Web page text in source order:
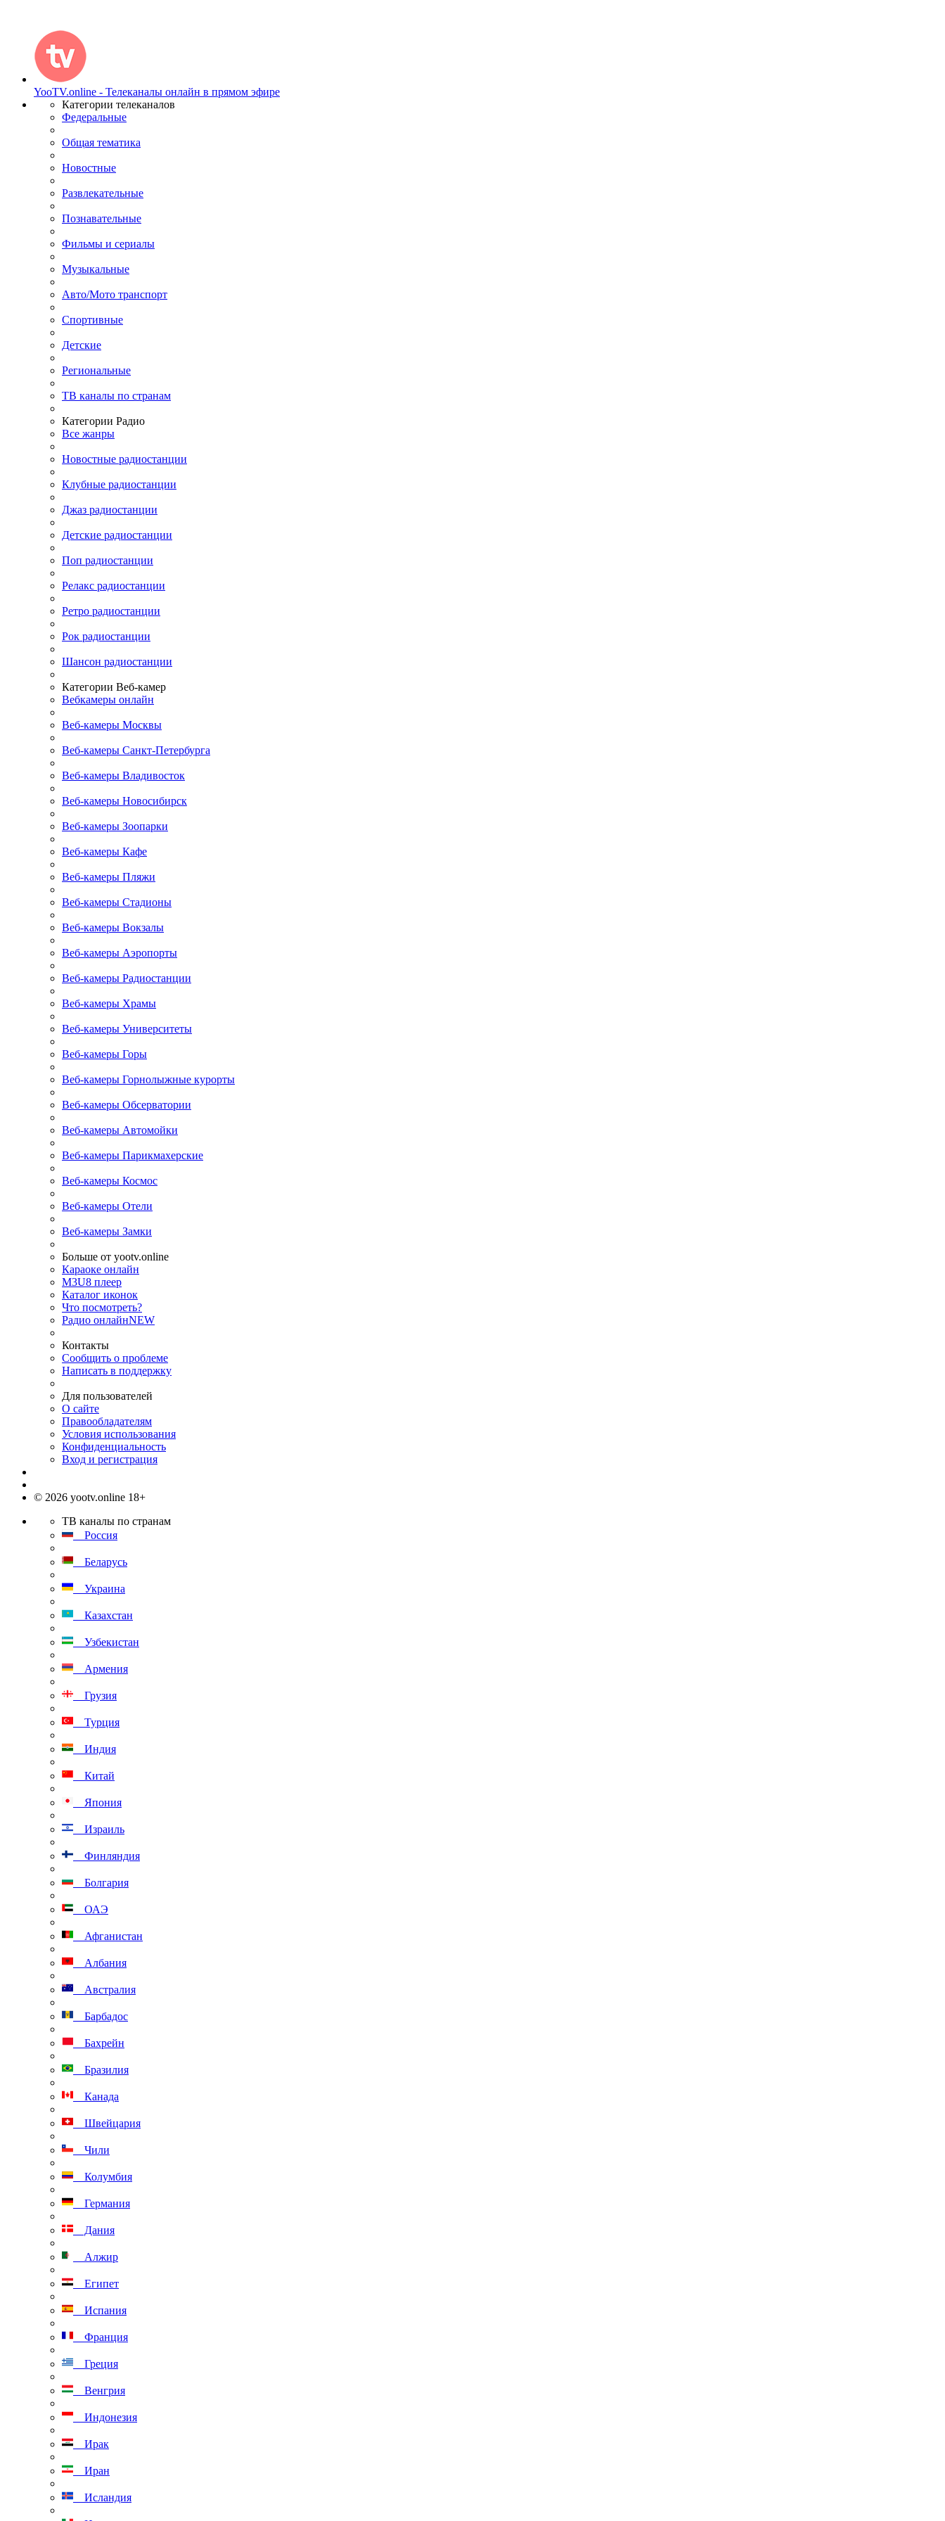
YooTV.online - Телеканалы онлайн в прямом эфире
Категории телеканалов
Федеральные
Общая тематика
Новостные
Развлекательные
Познавательные
Фильмы и сериалы
Музыкальные
Авто/Мото транспорт
Спортивные
Детские
Региональные
ТВ каналы по странам
Категории Радио
Все жанры
Новостные радиостанции
Клубные радиостанции
Джаз радиостанции
Детские радиостанции
Поп радиостанции
Релакс радиостанции
Ретро радиостанции
Рок радиостанции
Шансон радиостанции
Категории Веб-камер
Вебкамеры онлайн
Веб-камеры Москвы
Веб-камеры Санкт-Петербурга
Веб-камеры Владивосток
Веб-камеры Новосибирск
Веб-камеры Зоопарки
Веб-камеры Кафе
Веб-камеры Пляжи
Веб-камеры Стадионы
Веб-камеры Вокзалы
Веб-камеры Аэропорты
Веб-камеры Радиостанции
Веб-камеры Храмы
Веб-камеры Университеты
Веб-камеры Горы
Веб-камеры Горнолыжные курорты
Веб-камеры Обсерватории
Веб-камеры Автомойки
Веб-камеры Парикмахерские
Веб-камеры Космос
Веб-камеры Отели
Веб-камеры Замки
Больше от yootv.online
Караоке онлайн
M3U8 плеер
Каталог иконок
Что посмотреть?
Радио онлайнNEW
Контакты
Сообщить о проблеме
Написать в поддержку
Для пользователей
О сайте
Правообладателям
Условия использования
Конфиденциальность
Вход и регистрация
© 2026 yootv.online 18+
ТВ каналы по странам
Россия
Беларусь
Украина
Казахстан
Узбекистан
Армения
Грузия
Турция
Индия
Китай
Япония
Израиль
Финляндия
Болгария
ОАЭ
Афганистан
Албания
Австралия
Барбадос
Бахрейн
Бразилия
Канада
Швейцария
Чили
Колумбия
Германия
Дания
Алжир
Египет
Испания
Франция
Греция
Венгрия
Индонезия
Ирак
Иран
Исландия